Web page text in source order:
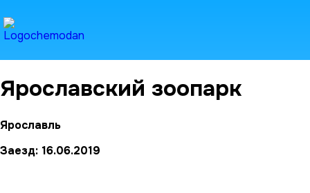
Ярославский зоопарк
Ярославль
Заезд: 16.06.2019